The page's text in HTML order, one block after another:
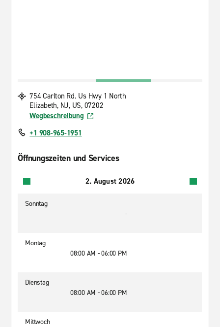
754 Carlton Rd. Us Hwy 1 North
Elizabeth, NJ, US, 07202
Wegbeschreibung
+1 908-965-1951
Öffnungszeiten und Services
2. August 2026
Sonntag
-
Montag
08:00 AM - 06:00 PM
Dienstag
08:00 AM - 06:00 PM
Mittwoch